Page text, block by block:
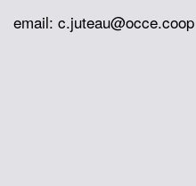
email: c.juteau@occe.coop